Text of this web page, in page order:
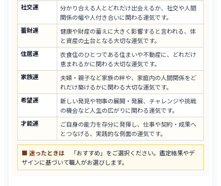
社交運
分かり合える人とどれだけ出会えるか、社交や人間
関係の幅や人付き合いに関わる運気です。
蓄財運
健康や財産の蓄えに大きく影響すると言われる、体
と資産の土台となる大切な運気です。
住居運
衣食住のひとつである住まいや不動産に、どれだけ
恵まれるかに関わる大切な運気です。
家族運
夫婦・親子など家族の絆や、家庭内の人間関係をど
れだけ築けるかに関わる大切な運気です。
希望運
新しい発見や物事の展開・発展、チャレンジや挑戦
の機会など人生の広がりに関わる運気です。
才能運
ご自身の能力を存分に発揮し、仕事や契約・成果へ
とつなげる、実践的な側面の運気です。
■ 迷ったときは 「おすすめ」をご選択ください。鑑定結果やデ
ザインに基づいて職人がお選びします。